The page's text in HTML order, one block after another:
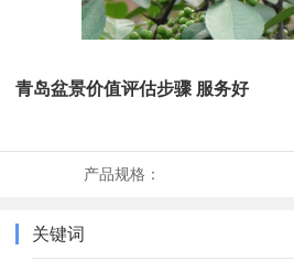
青岛盆景价值评估步骤 服务好
产品规格：
关键词